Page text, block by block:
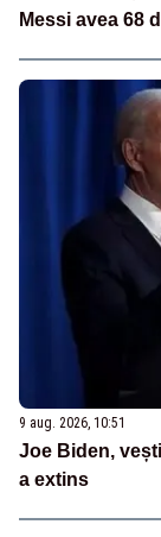
Messi avea 68
9 aug. 2026, 10:51
Joe Biden,
a extins